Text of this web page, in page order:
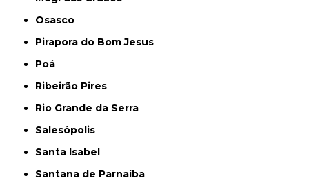
Osasco
Pirapora do Bom Jesus
Poá
Ribeirão Pires
Rio Grande da Serra
Salesópolis
Santa Isabel
Santana de Parnaíba